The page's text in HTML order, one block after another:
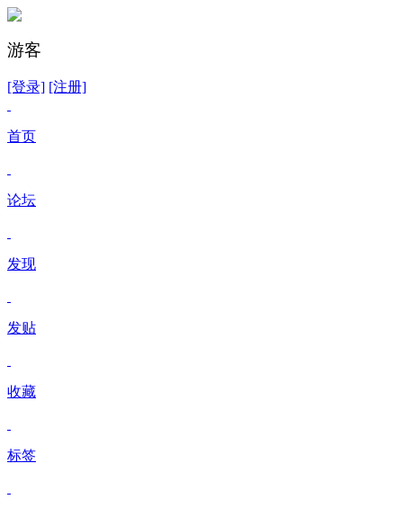
游客
[登录] [注册]
首页
论坛
发现
发贴
收藏
标签